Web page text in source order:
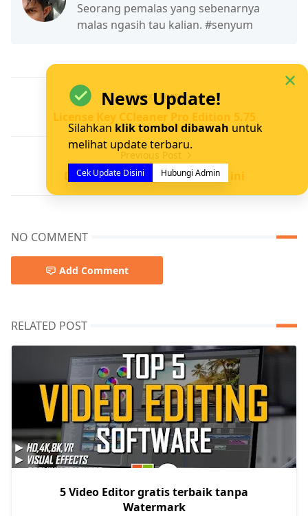
Seorang pemalas yang sebenarnya
malas ngasih tau kalian. #senyum
Next Post
License Key CCleaner Pro Edition 5.75
Daftar Situs Ping Terbaik saat ini
NO COMMENT
Add Comment
RELATED POST
5 Video Editor gratis terbaik tanpa
Watermark
News Update!
Silahkanklik tombol dibawah untuk
melihat update terbaru.
Cek Update Disini Hubungi Admin